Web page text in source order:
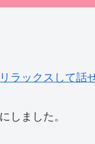
ラックスして話
ました。